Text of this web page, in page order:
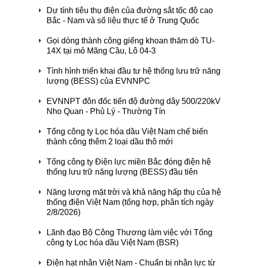
Dự tính tiêu thụ điện của đường sắt tốc độ cao
Bắc - Nam và số liệu thực tế ở Trung Quốc
Gọi dòng thành công giếng khoan thăm dò TU-
14X tại mỏ Mãng Cầu, Lô 04-3
Tình hình triển khai đầu tư hệ thống lưu trữ năng
lượng (BESS) của EVNNPC
EVNNPT đôn đốc tiến độ đường dây 500/220kV
Nho Quan - Phủ Lý - Thường Tín
Tổng công ty Lọc hóa dầu Việt Nam chế biến
thành công thêm 2 loại dầu thô mới
Tổng công ty Điện lực miền Bắc đóng điện hệ
thống lưu trữ năng lượng (BESS) đầu tiên
Năng lượng mặt trời và khả năng hấp thụ của hệ
thống điện Việt Nam (tổng hợp, phân tích ngày
2/8/2026)
Lãnh đạo Bộ Công Thương làm việc với Tổng
công ty Lọc hóa dầu Việt Nam (BSR)
Điện hạt nhân Việt Nam - Chuẩn bị nhân lực từ